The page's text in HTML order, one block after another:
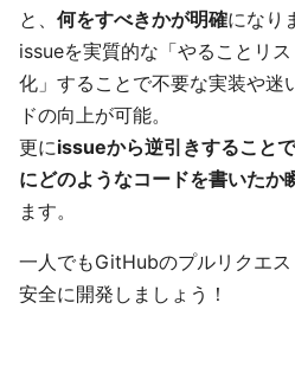
と、 何をすべきかが明確になり
issueを実質的な「やることリ
化」することで不要な実装や迷
ドの向上が可能。
更にissueから逆引きすること
にどのようなコードを書いたか
ます。
一人でもGitHubのプルリクエ
安全に開発しましょう！